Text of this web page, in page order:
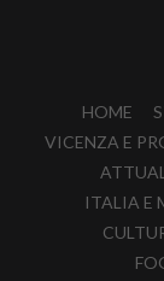
HOME
VICENZA E
ITALIA E